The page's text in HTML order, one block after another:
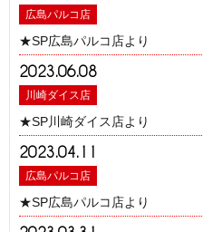
広島パルコ店
★SP広島パルコ店より
2023.06.08
川崎ダイス店
★SP川崎ダイス店より
2023.04.11
広島パルコ店
★SP広島パルコ店より